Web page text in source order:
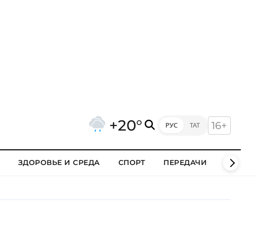
+20° РУС ТАТ 16+
ЗДОРОВЬЕ И СРЕДА СПОРТ ПЕРЕДАЧИ КЛИПЫ